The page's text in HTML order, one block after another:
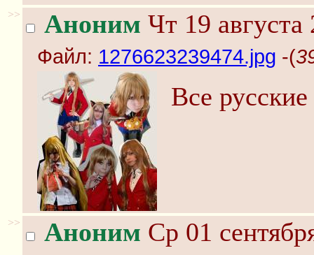
>> Аноним Чт 19
Файл: 1276623239474.jpg -(
Все
>> Аноним Ср 01